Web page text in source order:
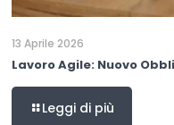
13 Aprile 2026
Lavoro Agile: Nuovo
Leggi di più